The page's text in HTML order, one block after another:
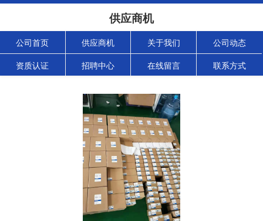
供应商机
公司首页 供应商机 关于我们 公司动态
资质认证 招聘中心 在线留言 联系方式